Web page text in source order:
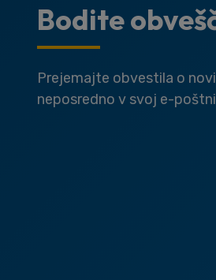
Bodite
Prejemajte obvestila o
neposredno v svoj e-